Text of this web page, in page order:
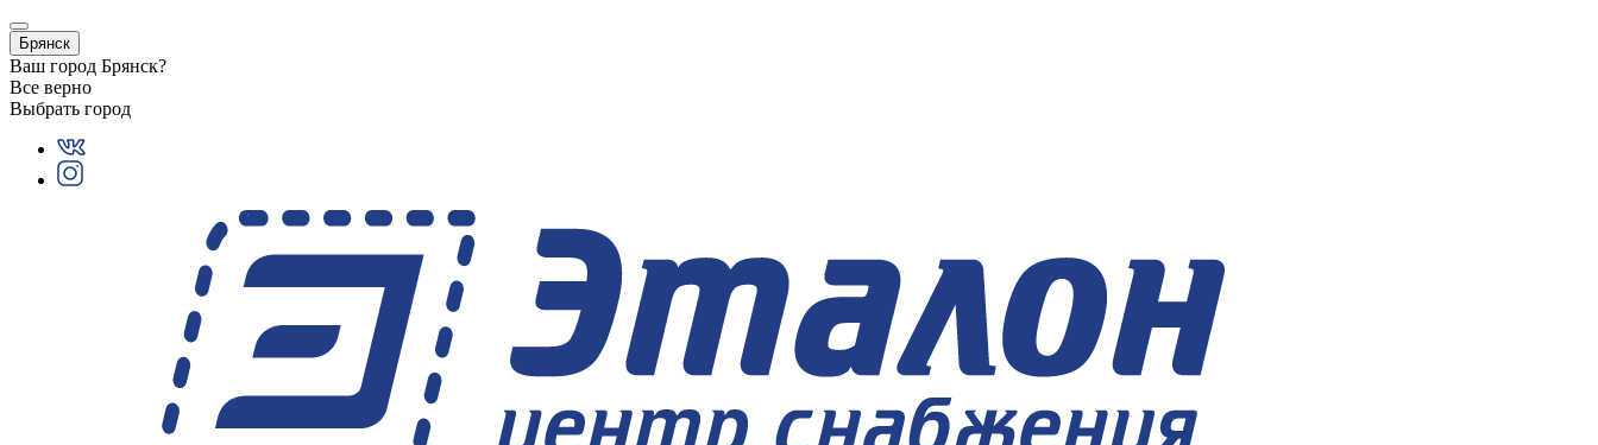
Брянск
Ваш город Брянск?
Все верно
Выбрать город